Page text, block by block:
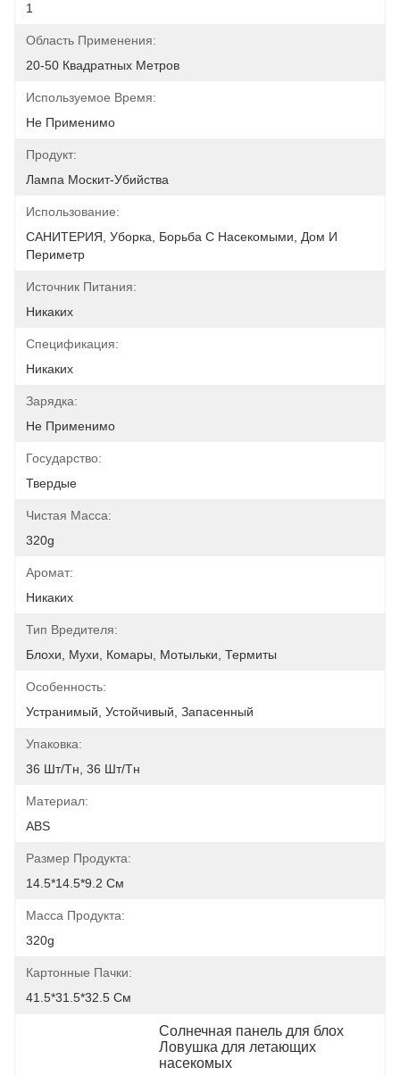
1
Область Применения:
20-50 Квадратных Метров
Используемое Время:
Не Применимо
Продукт:
Лампа Москит-Убийства
Использование:
САНИТЕРИЯ, Уборка, Борьба С Насекомыми, Дом И
Периметр
Источник Питания:
Никаких
Спецификация:
Никаких
Зарядка:
Не Применимо
Государство:
Твердые
Чистая Масса:
320g
Аромат:
Никаких
Тип Вредителя:
Блохи, Мухи, Комары, Мотыльки, Термиты
Особенность:
Устранимый, Устойчивый, Запасенный
Упаковка:
36 Шт/тн, 36 Шт/тн
Материал:
ABS
Размер Продукта:
14.5*14.5*9.2 См
Масса Продукта:
320g
Картонные Пачки:
41.5*31.5*32.5 См
Солнечная панель для блох
Ловушка для летающих
насекомых